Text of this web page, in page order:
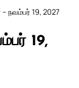
நவம்பர் 19, 2027
19,